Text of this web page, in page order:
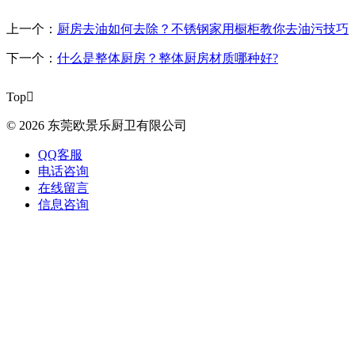
上一个： 厨房去油如何去除？不锈钢家用橱柜教你去油污技巧
下一个： 什么是整体厨房？整体厨房材质哪种好?
Top
© 2026 东莞欧景乐厨卫有限公司
QQ客服
电话咨询
在线留言
信息咨询